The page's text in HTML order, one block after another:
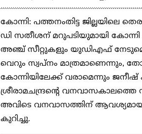
കോന്നി: പത്തനംതിട്ട ജില്ലയിലെ
ഡി സതീശന് മറുപടിയുമായി
അഞ്ച് സീറ്റുകളും യുഡിഎഫ്
വെറും സ്വപ്നം മാത്രമാണെന്നും,
കോന്നിയിലേക്ക് വരാമെന്നും
ശ്രീരാമചന്ദ്രന്‍റെ
അവിടെ വനവാസത്തിന്
കുറിച്ചു.